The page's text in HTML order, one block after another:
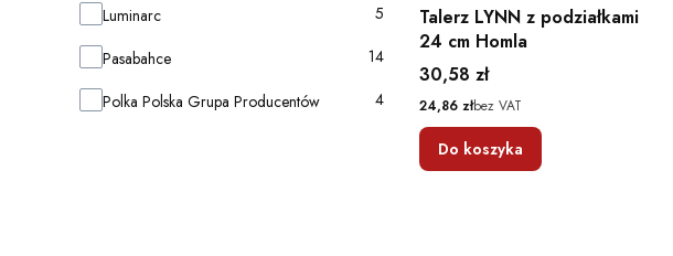
Luminarc 5
Pasabahce 14
Polka Polska Grupa Producentów 4
Talerz LYNN z podziałkami
24 cm Homla
Cena
30,58 zł
Cena
24,86 złbez VAT
Do koszyka